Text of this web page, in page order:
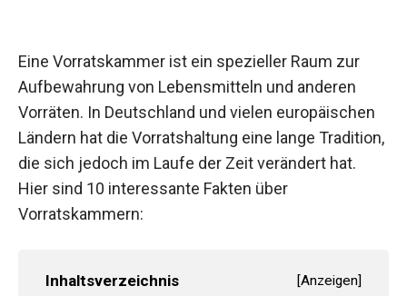
Eine Vorratskammer ist ein spezieller Raum zur
Aufbewahrung von Lebensmitteln und anderen
Vorräten. In Deutschland und vielen europäischen
Ländern hat die Vorratshaltung eine lange Tradition,
die sich jedoch im Laufe der Zeit verändert hat.
Hier sind 10 interessante Fakten über
Vorratskammern:
Inhaltsverzeichnis [Anzeigen]